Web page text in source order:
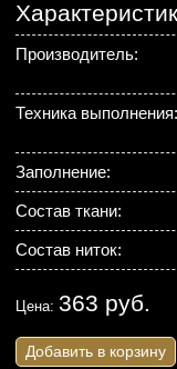
Производитель:
Техника выполнения:
Заполнение:
Состав ткани:
Состав ниток:
Цена:363 руб.
Добавить в корзину